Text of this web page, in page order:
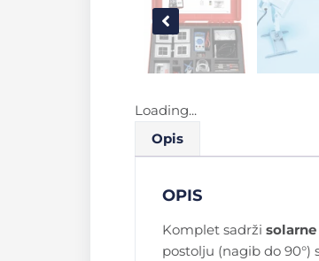
Loading...
Opis
OPIS
Komplet sadrži
postolju (nagib do